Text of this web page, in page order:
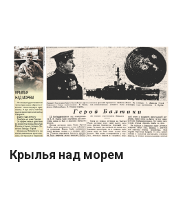
Крылья над морем